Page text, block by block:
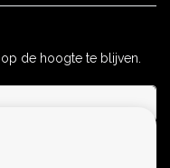
de hoogte te blijven.